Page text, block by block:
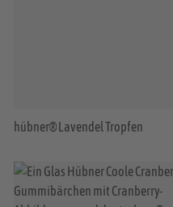
hübner® Lavendel Tropfen